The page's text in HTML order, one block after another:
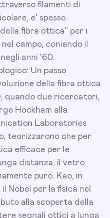
filamenti di
e' spesso
fibra ottica" per i
campo, coniando il
anni '60.
Un passo
della fibra ottica
quando due ricercatori,
Hockham alla
Laboratories
teorizzarono che per
efficace per le
distanza, il vetro
puro. Kao, in
Nobel per la fisica nel
alla scoperta della
segnali ottici a lunga